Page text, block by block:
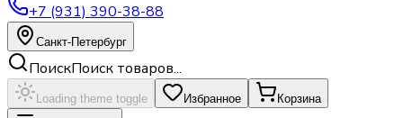
+7 (931) 390-38-88
Санкт-Петербург
ПоискПоиск товаров...
Loading theme toggle Избранное Корзина